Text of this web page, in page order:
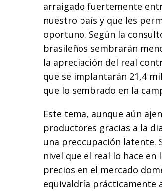
arraigado fuertemente
nuestro país y que les
oportuno. Según la
brasileños sembrarán
la apreciación del real
que se implantarán 21,4
que lo sembrado en la
Este tema, aunque aún
productores gracias a la
una preocupación latente.
nivel que el real lo hace
precios en el mercado
equivaldría prácticamente